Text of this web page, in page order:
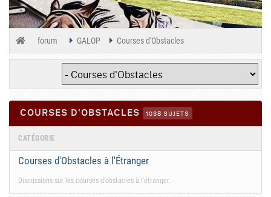
forum GALOP Courses d'Obstacles
COURSES D'OBSTACLES 1038 SUJETS
CATÉGORIE
Courses d'Obstacles à l'Étranger
Discussions sur les courses d'obstacles à l'étranger.